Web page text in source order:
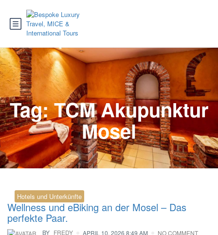
Tag:TCM Akupunktur
Mosel
Hotels und Unterkünfte
Wellness und eBiking an der Mosel – Das
perfekte Paar.
BY FREDY APRIL 10, 2026 8:49 AM NO COMMENT